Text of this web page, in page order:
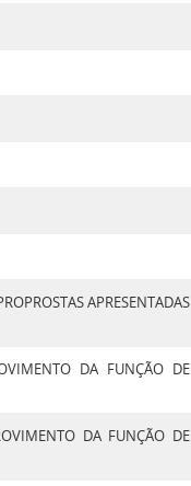
APRESENTADAS
DA FUNÇÃO DE
DA FUNÇÃO DE